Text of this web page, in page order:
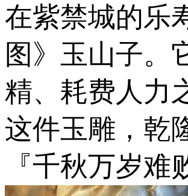
在紫禁城的乐
图》玉山子。
精、耗费人力
这件玉雕，乾
『千秋万岁难